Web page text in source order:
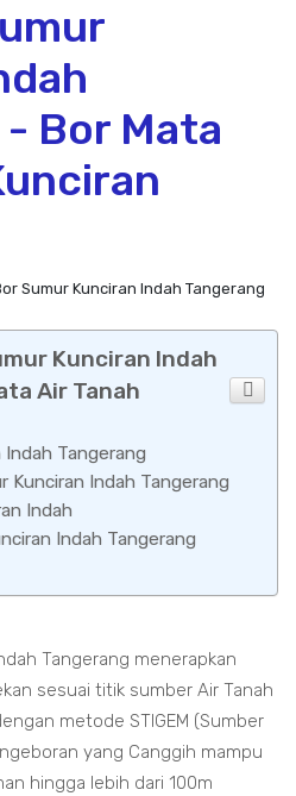
Bor Mata
Sumur Kunciran Indah Tangerang
Kunciran Indah
Air Tanah
Tangerang
Kunciran Indah Tangerang
Indah
Indah Tangerang
Tangerang menerapkan
sesuai titik sumber Air Tanah
metode STIGEM (Sumber
yang Canggih mampu
hingga lebih dari 100m